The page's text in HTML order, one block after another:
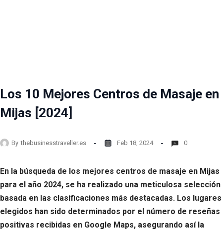
Los 10 Mejores Centros de Masaje en
Mijas [2024]
By thebusinesstraveller.es Feb 18, 2024 0
En la búsqueda de los mejores centros de masaje en Mijas
para el año 2024, se ha realizado una meticulosa selección
basada en las clasificaciones más destacadas. Los lugares
elegidos han sido determinados por el número de reseñas
positivas recibidas en Google Maps, asegurando así la